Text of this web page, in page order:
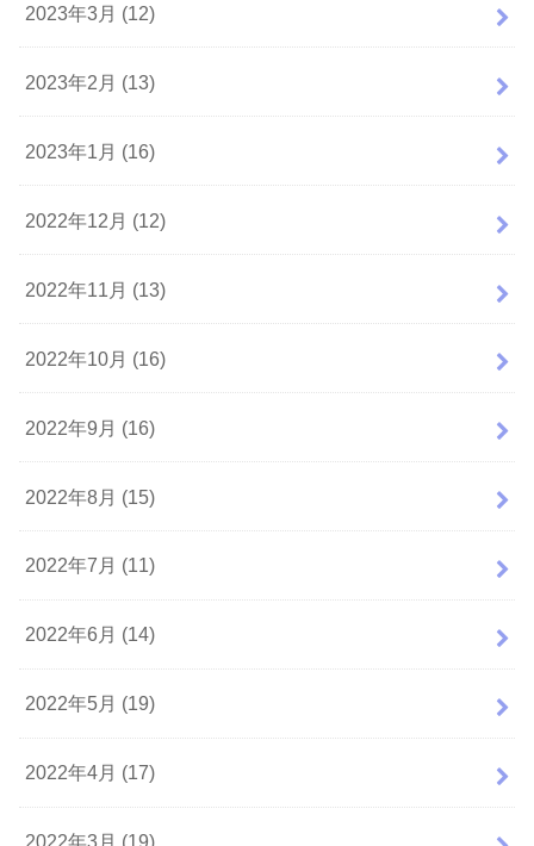
2023年3月 (12)
2023年2月 (13)
2023年1月 (16)
2022年12月 (12)
2022年11月 (13)
2022年10月 (16)
2022年9月 (16)
2022年8月 (15)
2022年7月 (11)
2022年6月 (14)
2022年5月 (19)
2022年4月 (17)
2022年3月 (19)